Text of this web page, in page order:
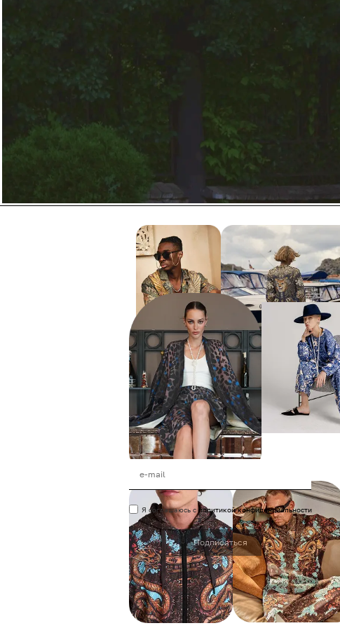
Я соглашаюсь сполитикой конфиденциальности
Подписаться